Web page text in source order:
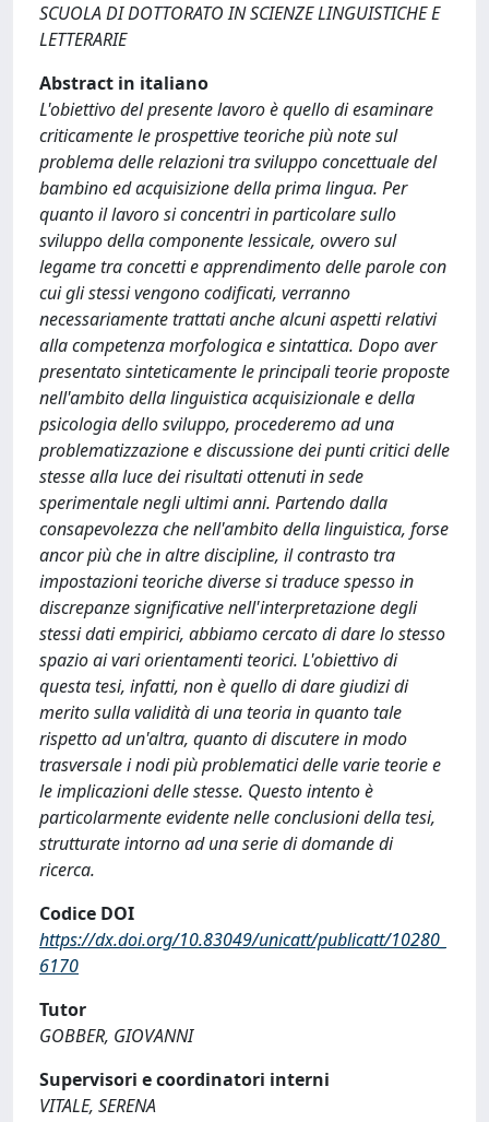
SCUOLA DI DOTTORATO IN SCIENZE LINGUISTICHE E
LETTERARIE
Abstract in italiano
L'obiettivo del presente lavoro è quello di esaminare
criticamente le prospettive teoriche più note sul
problema delle relazioni tra sviluppo concettuale del
bambino ed acquisizione della prima lingua. Per
quanto il lavoro si concentri in particolare sullo
sviluppo della componente lessicale, ovvero sul
legame tra concetti e apprendimento delle parole con
cui gli stessi vengono codificati, verranno
necessariamente trattati anche alcuni aspetti relativi
alla competenza morfologica e sintattica. Dopo aver
presentato sinteticamente le principali teorie proposte
nell'ambito della linguistica acquisizionale e della
psicologia dello sviluppo, procederemo ad una
problematizzazione e discussione dei punti critici delle
stesse alla luce dei risultati ottenuti in sede
sperimentale negli ultimi anni. Partendo dalla
consapevolezza che nell'ambito della linguistica, forse
ancor più che in altre discipline, il contrasto tra
impostazioni teoriche diverse si traduce spesso in
discrepanze significative nell'interpretazione degli
stessi dati empirici, abbiamo cercato di dare lo stesso
spazio ai vari orientamenti teorici. L'obiettivo di
questa tesi, infatti, non è quello di dare giudizi di
merito sulla validità di una teoria in quanto tale
rispetto ad un'altra, quanto di discutere in modo
trasversale i nodi più problematici delle varie teorie e
le implicazioni delle stesse. Questo intento è
particolarmente evidente nelle conclusioni della tesi,
strutturate intorno ad una serie di domande di
ricerca.
Codice DOI
https://dx.doi.org/10.83049/unicatt/publicatt/10280_
6170
Tutor
GOBBER, GIOVANNI
Supervisori e coordinatori interni
VITALE, SERENA